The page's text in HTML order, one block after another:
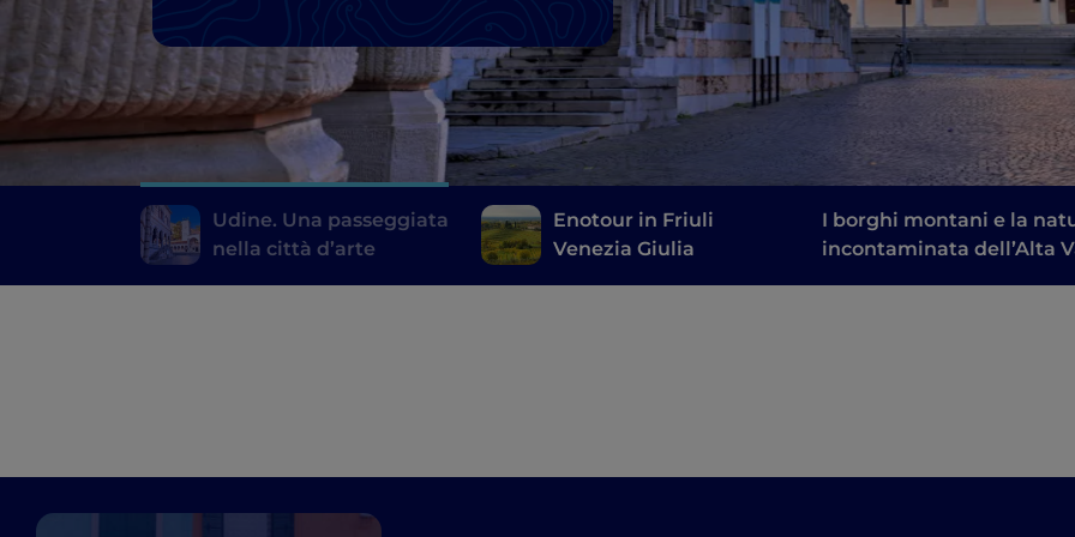
Udine. Una passeggiata
nella città d’arte
Enotour in Friuli
Venezia Giulia
I borghi montani e la
incontaminata dell’Alta